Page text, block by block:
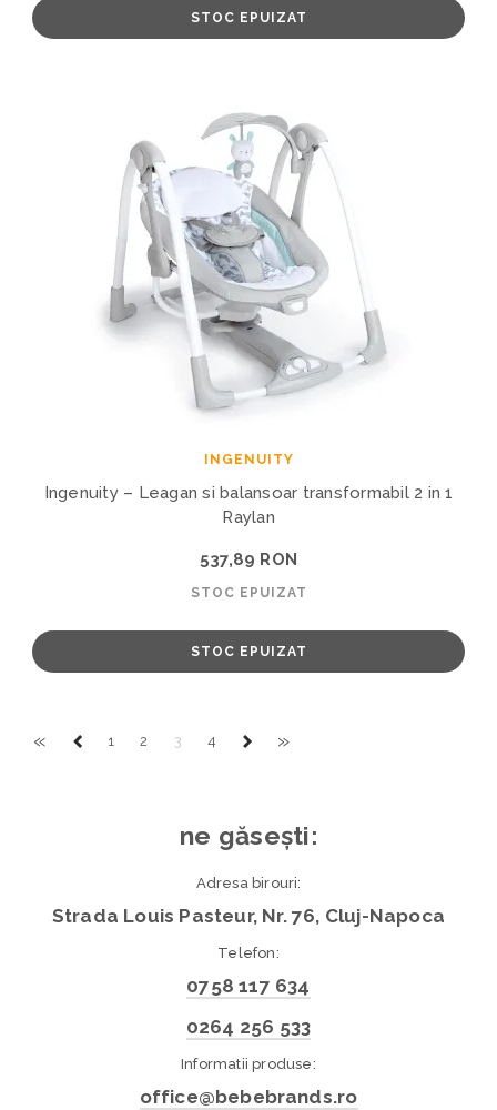
STOC EPUIZAT
INGENUITY
Ingenuity – Leagan si balansoar transformabil 2 in 1
Raylan
537,89 RON
STOC EPUIZAT
STOC EPUIZAT
« 1 2 3 4 »
ne găsești:
Adresa birouri:
Strada Louis Pasteur, Nr. 76, Cluj-Napoca
Telefon:
0758 117 634
0264 256 533
Informatii produse:
office@bebebrands.ro